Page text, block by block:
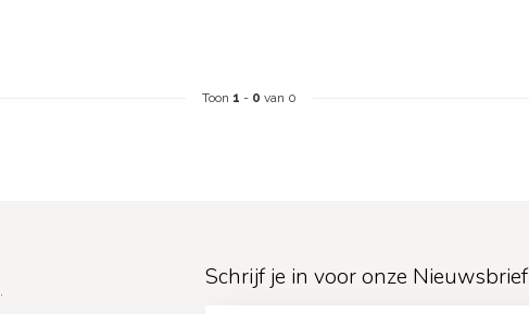
Toon 1 - 0 van 0
Schrijf je in voor onze Nieuwsbrief